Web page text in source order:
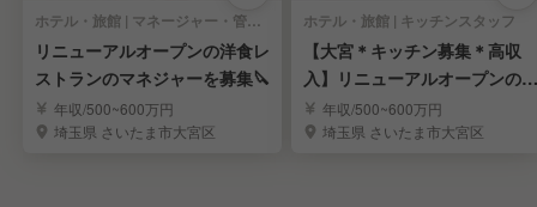
ホテル・旅館 | マネージャー・管理職(料飲)
リニューアルオープンの洋食レ
ストランのマネジャーを募集🔪
年収/500~600万円
埼玉県 さいたま市大宮区
ホテル・旅館 | キッチンスタッフ
【大宮＊キッチン募集＊高収
入】リニューアルオープンのオ
ールデイダイニング
年収/500~600万円
埼玉県 さいたま市大宮区